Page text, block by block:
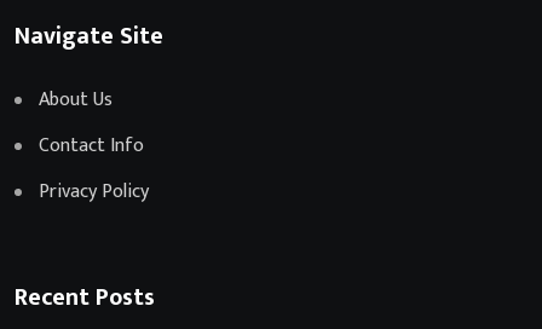
Navigate Site
About Us
Contact Info
Privacy Policy
Recent Posts